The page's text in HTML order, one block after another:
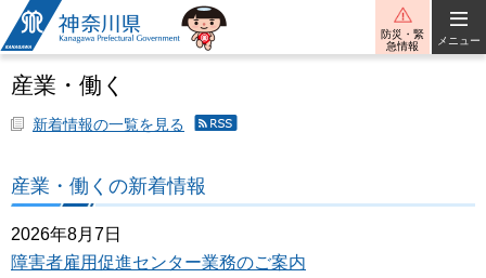
神奈川県
防災・緊
急情報
メニュー
産業・働く
新着情報の一覧を見る
産
の新
着情
配信
産業・働くの新着情報
2026年8月7日
障害者雇用促進センター業務のご案内